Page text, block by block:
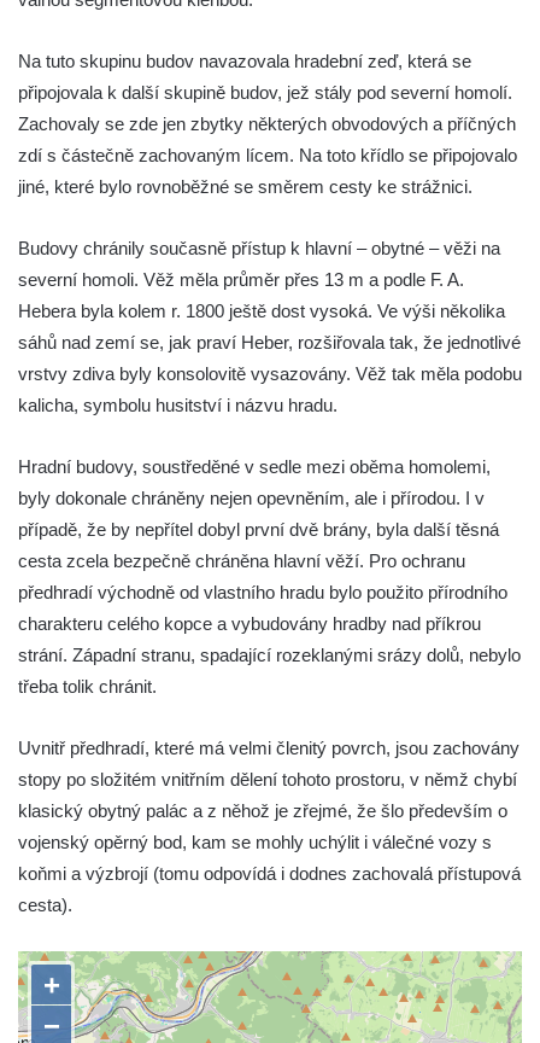
Na tuto skupinu budov navazovala hradební zeď, která se
připojovala k další skupině budov, jež stály pod severní homolí.
Zachovaly se zde jen zbytky některých obvodových a příčných
zdí s částečně zachovaným lícem. Na toto křídlo se připojovalo
jiné, které bylo rovnoběžné se směrem cesty ke strážnici.
Budovy chránily současně přístup k hlavní – obytné – věži na
severní homoli. Věž měla průměr přes 13 m a podle F. A.
Hebera byla kolem r. 1800 ještě dost vysoká. Ve výši několika
sáhů nad zemí se, jak praví Heber, rozšiřovala tak, že jednotlivé
vrstvy zdiva byly konsolovitě vysazovány. Věž tak měla podobu
kalicha, symbolu husitství i názvu hradu.
Hradní budovy, soustředěné v sedle mezi oběma homolemi,
byly dokonale chráněny nejen opevněním, ale i přírodou. I v
případě, že by nepřítel dobyl první dvě brány, byla další těsná
cesta zcela bezpečně chráněna hlavní věží. Pro ochranu
předhradí východně od vlastního hradu bylo použito přírodního
charakteru celého kopce a vybudovány hradby nad příkrou
strání. Západní stranu, spadající rozeklanými srázy dolů, nebylo
třeba tolik chránit.
Uvnitř předhradí, které má velmi členitý povrch, jsou zachovány
stopy po složitém vnitřním dělení tohoto prostoru, v němž chybí
klasický obytný palác a z něhož je zřejmé, že šlo především o
vojenský opěrný bod, kam se mohly uchýlit i válečné vozy s
koňmi a výzbrojí (tomu odpovídá i dodnes zachovalá přístupová
cesta).